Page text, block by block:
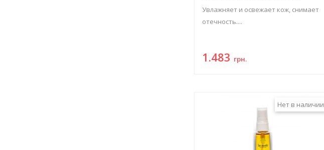
Увлажняет и освежает кож, снимает
отечность....
1.483 грн.
Нет в наличии